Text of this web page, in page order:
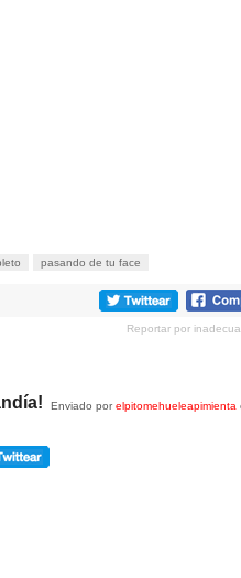
pasando de tu face
Reportar por
Enviado porelpitomehueleapimienta